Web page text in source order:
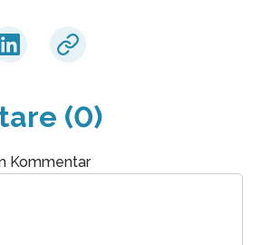
(0)
Kommentar